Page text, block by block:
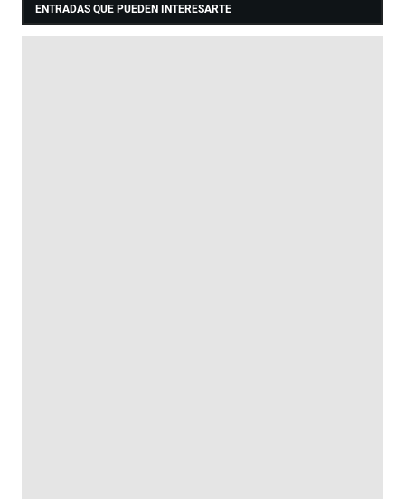
ENTRADAS QUE PUEDEN INTERESARTE